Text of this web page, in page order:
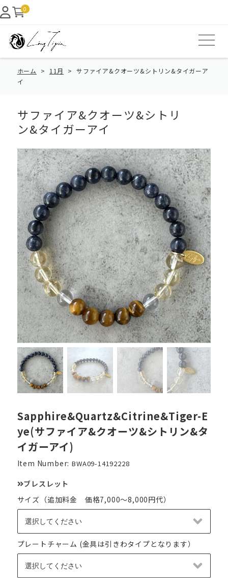
0
ホーム 11月
サファイア&クオーツ&シトリン&タイガーア
イ
サファイア&クオーツ&シトリ
ン&タイガーアイ
Sapphire&Quartz&Citrine&Tiger-E
ye(サファイア&クオーツ&シトリン&タ
イガーアイ)
Item Number: BWA09-14192228
ブレスレット
サイズ（追加料金 価格7,000～8,000円代）
プレートチャーム (金具は引きわタイプとなります）